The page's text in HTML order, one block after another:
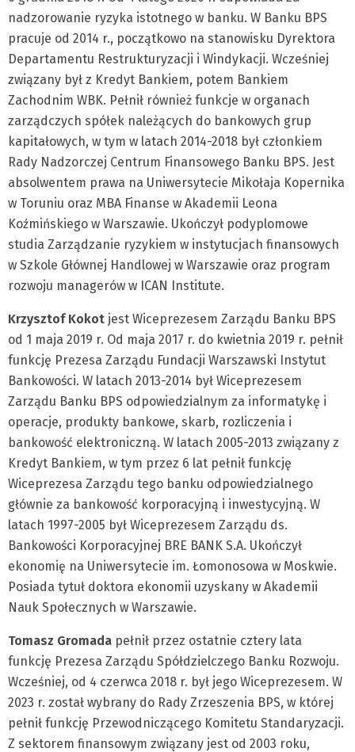
nadzorowanie ryzyka istotnego w banku. W Banku BPS
pracuje od 2014 r., początkowo na stanowisku Dyrektora
Departamentu Restrukturyzacji i Windykacji. Wcześniej
związany był z Kredyt Bankiem, potem Bankiem
Zachodnim WBK. Pełnił również funkcje w organach
zarządczych spółek należących do bankowych grup
kapitałowych, w tym w latach 2014-2018 był członkiem
Rady Nadzorczej Centrum Finansowego Banku BPS. Jest
absolwentem prawa na Uniwersytecie Mikołaja Kopernika
w Toruniu oraz MBA Finanse w Akademii Leona
Koźmińskiego w Warszawie. Ukończył podyplomowe
studia Zarządzanie ryzykiem w instytucjach finansowych
w Szkole Głównej Handlowej w Warszawie oraz program
rozwoju managerów w ICAN Institute.
Krzysztof Kokot jest Wiceprezesem Zarządu Banku BPS
od 1 maja 2019 r. Od maja 2017 r. do kwietnia 2019 r. pełnił
funkcję Prezesa Zarządu Fundacji Warszawski Instytut
Bankowości. W latach 2013-2014 był Wiceprezesem
Zarządu Banku BPS odpowiedzialnym za informatykę i
operacje, produkty bankowe, skarb, rozliczenia i
bankowość elektroniczną. W latach 2005-2013 związany z
Kredyt Bankiem, w tym przez 6 lat pełnił funkcję
Wiceprezesa Zarządu tego banku odpowiedzialnego
głównie za bankowość korporacyjną i inwestycyjną. W
latach 1997-2005 był Wiceprezesem Zarządu ds.
Bankowości Korporacyjnej BRE BANK S.A. Ukończył
ekonomię na Uniwersytecie im. Łomonosowa w Moskwie.
Posiada tytuł doktora ekonomii uzyskany w Akademii
Nauk Społecznych w Warszawie.
Tomasz Gromada pełnił przez ostatnie cztery lata
funkcję Prezesa Zarządu Spółdzielczego Banku Rozwoju.
Wcześniej, od 4 czerwca 2018 r. był jego Wiceprezesem. W
2023 r. został wybrany do Rady Zrzeszenia BPS, w której
pełnił funkcję Przewodniczącego Komitetu Standaryzacji.
Z sektorem finansowym związany jest od 2003 roku,